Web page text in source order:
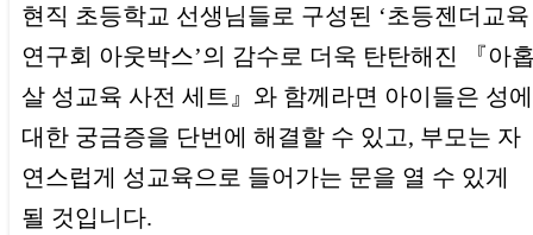
현직 초등학교 선생님들로 구성된 ‘초등젠더교육
연구회 아웃박스’의 감수로 더욱 탄탄해진 『아
살 성교육 사전 세트』와 함께라면 아이들은 성에
대한 궁금증을 단번에 해결할 수 있고, 부모는 자
연스럽게 성교육으로 들어가는 문을 열 수 있게
될 것입니다.